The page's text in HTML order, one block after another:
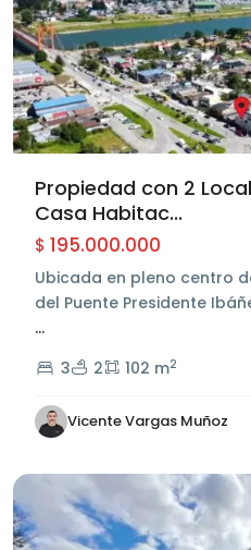
Propiedad con 2
Casa Habitac...
$ 195.000.000
Ubicada en pleno centro
del Puente Presidente
...
3
2 102 m2
Vicente Vargas Muñoz
Centro
de
Aysén,